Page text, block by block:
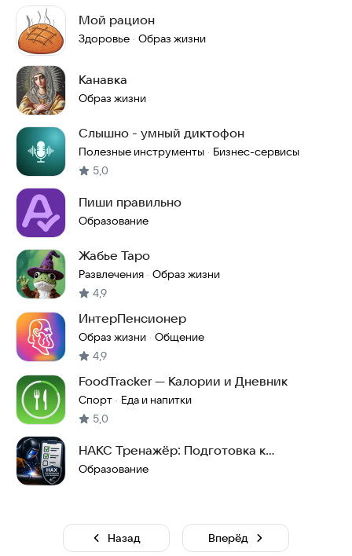
Мой рацион
Здоровье · Образ жизни
Канавка
Образ жизни
Слышно - умный диктофон
Полезные инструменты · Бизнес-сервисы
5,0
Пиши правильно
Образование
Жабье Таро
Развлечения · Образ жизни
4,9
ИнтерПенсионер
Образ жизни · Общение
4,9
FoodTracker — Калории и Дневник
Спорт · Еда и напитки
5,0
НАКС Тренажёр: Подготовка к
аттестации
Образование
Назад Вперёд